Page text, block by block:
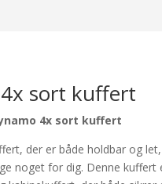
sort kuffert
4x sort kuffert
der er både holdbar og
noget for dig. Denne